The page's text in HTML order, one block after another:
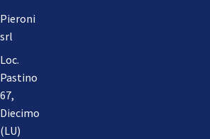
Pieroni
srl
Loc.
Pastino
67,
Diecimo
(LU)